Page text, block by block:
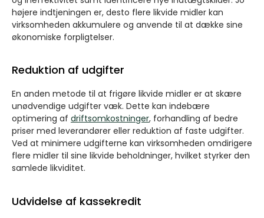
højere indtjeningen er, desto flere likvide midler kan
virksomheden akkumulere og anvende til at dække sine
økonomiske forpligtelser.
Reduktion af udgifter
En anden metode til at frigøre likvide midler er at skære
unødvendige udgifter væk. Dette kan indebære
optimering af driftsomkostninger, forhandling af bedre
priser med leverandører eller reduktion af faste udgifter.
Ved at minimere udgifterne kan virksomheden omdirigere
flere midler til sine likvide beholdninger, hvilket styrker den
samlede likviditet.
Udvidelse af kassekredit